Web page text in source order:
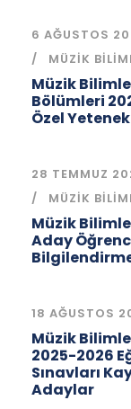
6 AĞUSTOS
MÜZIK
Müzik
Bölümleri
Özel
28 TEMMUZ
MÜZIK
Müzik
Aday
18 AĞUSTOS
Müzik
2025-2026
Sınavları
Adaylar